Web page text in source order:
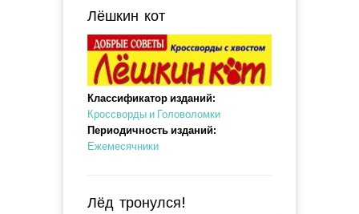
Лёшкин кот
Классификатор изданий:
Кроссворды и Головоломки
Периодичность изданий:
Ежемесячники
Лёд тронулся!